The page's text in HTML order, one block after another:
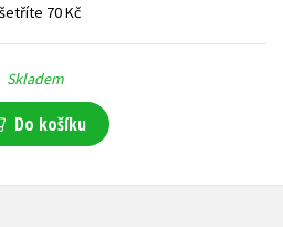
70 Kč
Skladem
Do košíku